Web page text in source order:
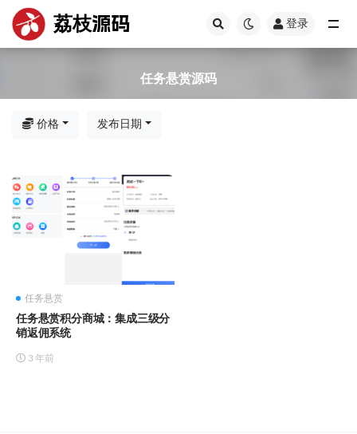
荔枝源码 登录
任务悬赏源码
价格 发布日期
任务悬赏
任务悬赏积分商城：集成三级分
销返佣系统
3 年前